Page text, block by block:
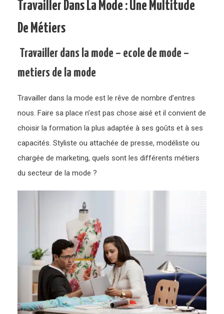
Travailler Dans La Mode : Une Multitude
De Métiers
Travailler dans la mode – ecole de mode –
metiers de la mode
Travailler dans la mode est le rêve de nombre d’entres
nous. Faire sa place n’est pas chose aisé et il convient de
choisir la formation la plus adaptée à ses goûts et à ses
capacités. Styliste ou attachée de presse, modéliste ou
chargée de marketing, quels sont les différents métiers
du secteur de la mode ?